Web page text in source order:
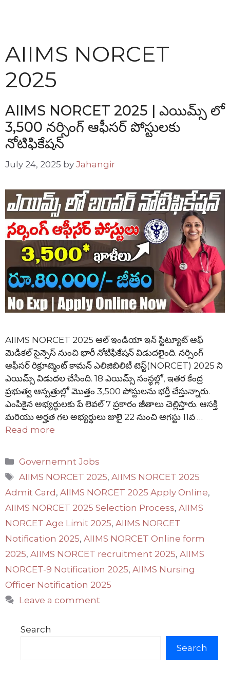
AIIMS NORCET
2025
AIIMS NORCET 2025 | ఎయిమ్స్ లో
3,500 నర్సింగ్ ఆఫీసర్ పోస్టులకు
నోటిఫికేషన్
July 24, 2025 by Jahangir
AIIMS NORCET 2025 ఆల్ ఇండియా ఇన్ స్టిట్యూట్ ఆఫ్
మెడికల్ సైన్సెస్ నుంచి భారీ నోటిఫికేషన్ విడుదలైంది. నర్సింగ్
ఆఫీసర్ రిక్రూట్మెంట్ కామన్ ఎలిజిబిలిటీ టెస్ట్(NORCET) 2025 ని
ఎయిమ్స్ విడుదల చేసింది. 18 ఎయిమ్స్ సంస్థల్లో, ఇతర కేంద్ర
ప్రభుత్వ ఆస్పత్రుల్లో మొత్తం 3,500 పోస్టులను భర్తీ చేస్తున్నారు.
ఎంపికైన అభ్యర్థులకు పే లెవల్ 7 ప్రకారం జీతాలు చెల్లిస్తారు. ఆసక్తి
మరియు అర్హత గల అభ్యర్థులు జులై 22 నుంచి ఆగస్టు 11వ …
Read more
Categories
Governemnt Jobs
Tags
AIIMS NORCET 2025,AIIMS NORCET 2025
Admit Card , AIIMS NORCET 2025 Apply Online,
AIIMS NORCET 2025 Selection Process, AIIMS
NORCET Age Limit 2025, AIIMS NORCET
Notification 2025, AIIMS NORCET Online form
2025, AIIMS NORCET recruitment 2025, AIIMS
NORCET-9 Notification 2025, AIIMS Nursing
Officer Notification 2025
Leave a comment
Search
Search